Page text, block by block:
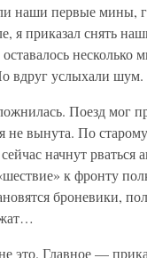
наши первые мины,
я приказал снять
вдруг услыхали шум.
Поезд мог
не вынута. По
начнут
к фронту
броневики,
это. Главное —